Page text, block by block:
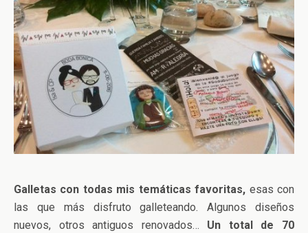
Galletas con todas mis temáticas favoritas, esas con
las que más disfruto galleteando. Algunos diseños
nuevos, otros antiguos renovados… Un total de 70